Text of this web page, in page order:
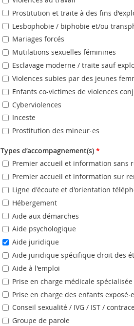
Prostitution et traite à des fins
Lesbophobie / biphobie et/ou
Mariages forcés
Mutilations sexuelles féminines
Esclavage moderne / traite sauf
Violences subies par des jeunes
Enfants co-victimes de violences
Cyberviolences
Inceste
Prostitution des mineur·es
Types d’accompagnement(s) *
Premier accueil et information sans
Premier accueil et information sur
Ligne d'écoute et d'orientation
Hébergement
Aide aux démarches
Aide psychologique
Aide juridique
Aide juridique spécifique droit des
Aide à l'emploi
Prise en charge médicale spécialisée
Prise en charge des enfants
Conseil sexualité / IVG / IST /
Groupe de parole